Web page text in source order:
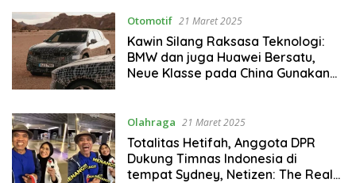
Otomotif 21 Maret 2025
Kawin Silang Raksasa Teknologi:
BMW dan juga Huawei Bersatu,
Neue Klasse pada China Gunakan
Olahraga 21 Maret 2025
Totalitas Hetifah, Anggota DPR
Dukung Timnas Indonesia di
tempat Sydney, Netizen: The Real